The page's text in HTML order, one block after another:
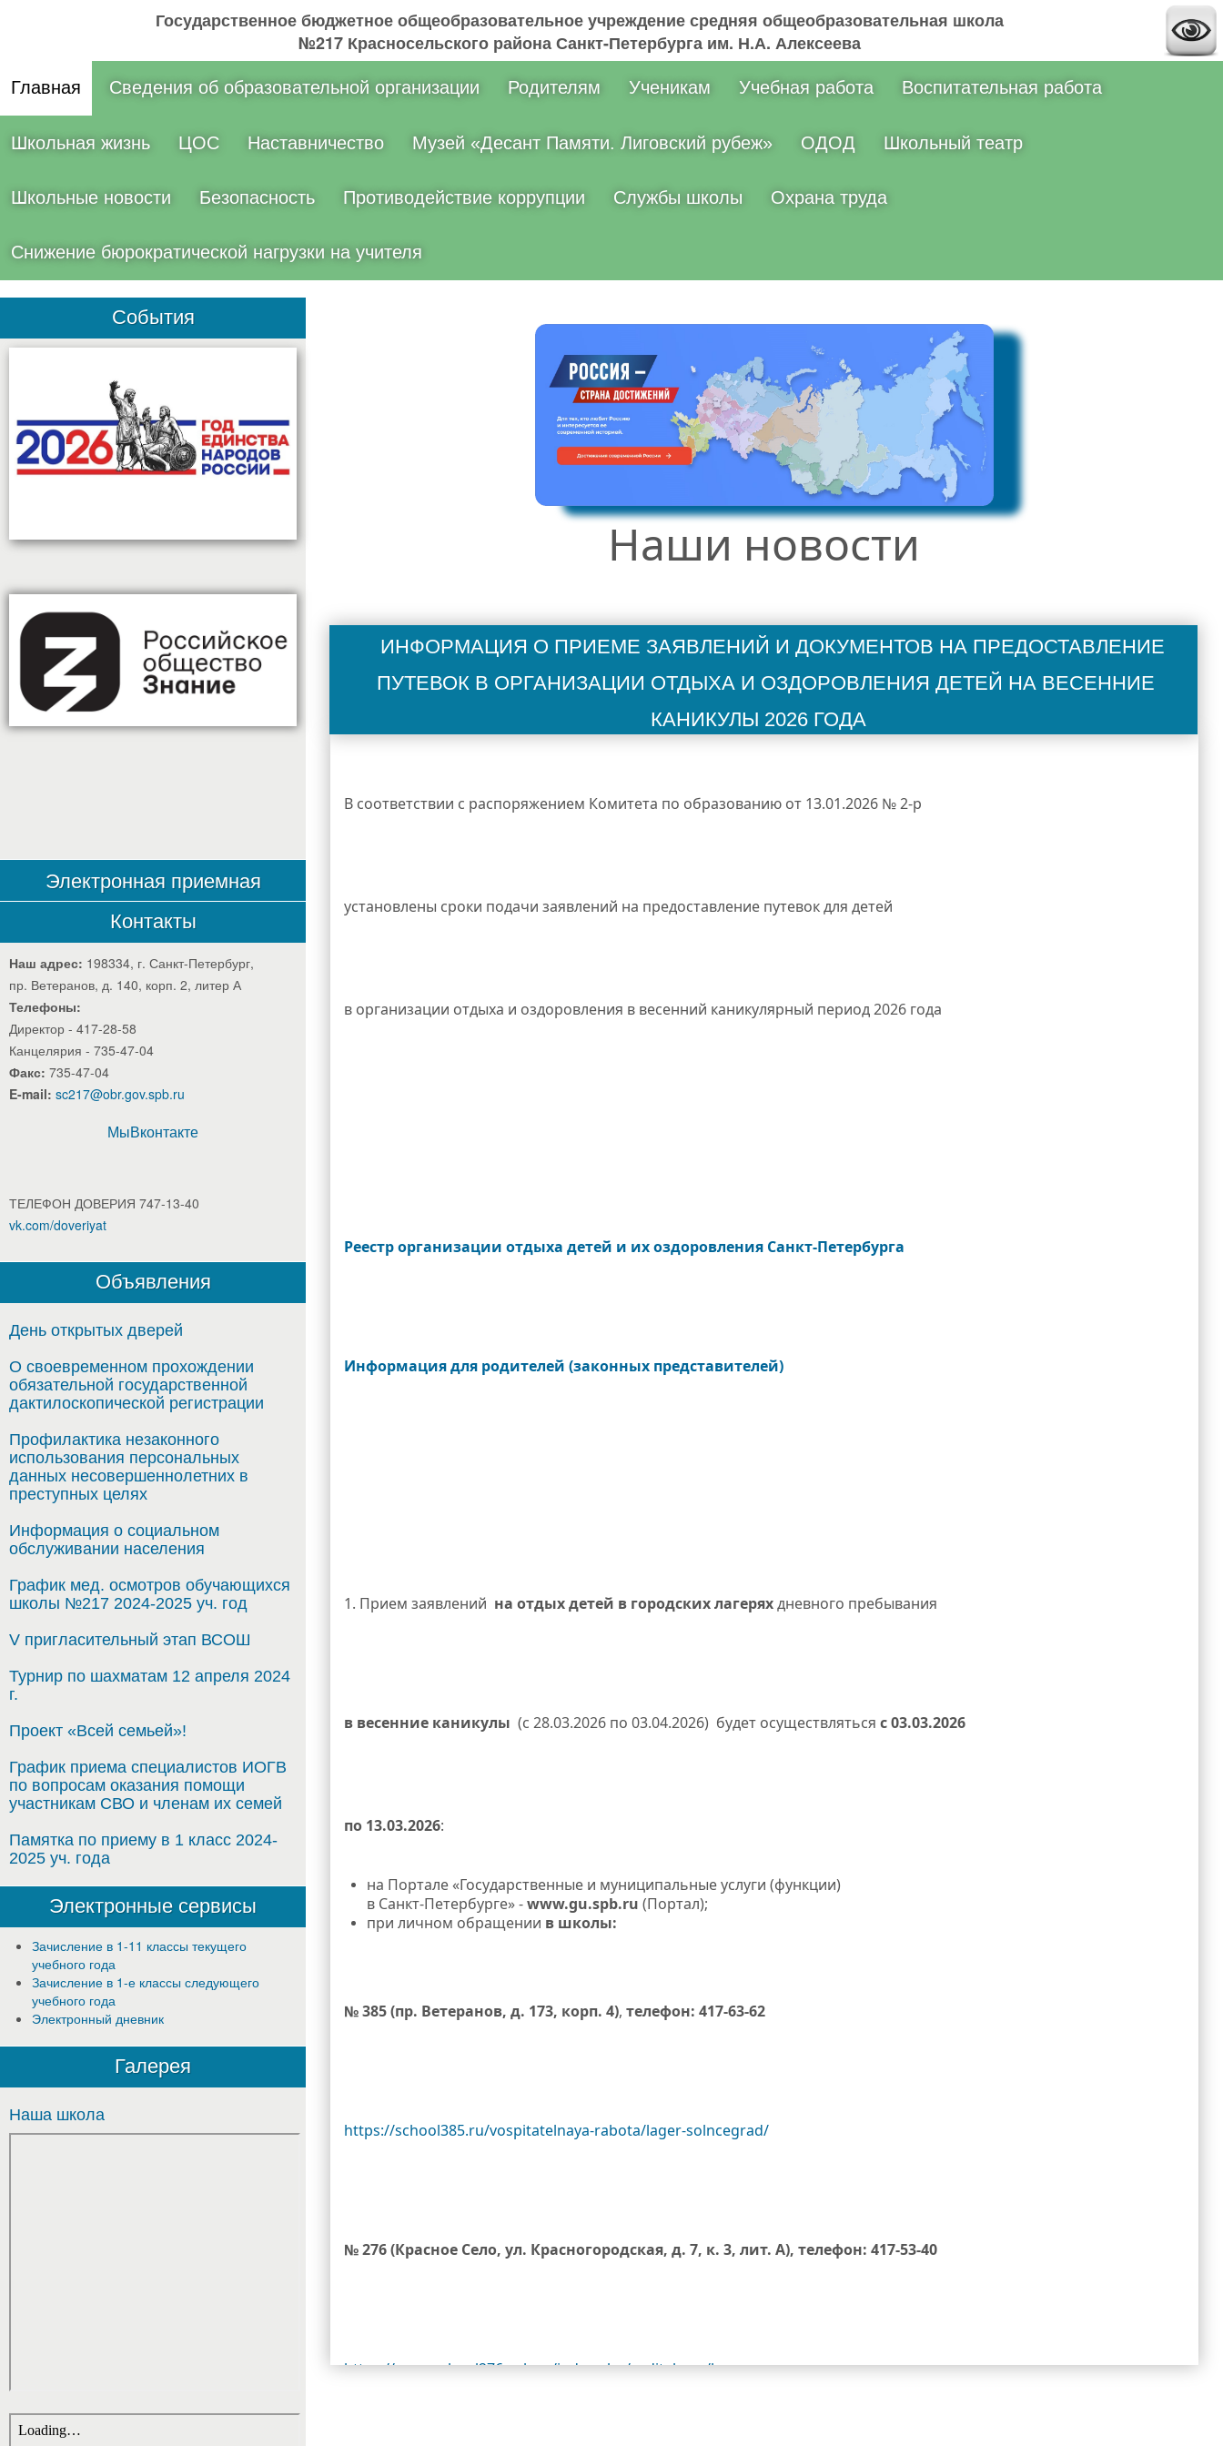
Государственное бюджетное общеобразовательное учреждение средняя общеобразовательная школа
№217 Красносельского района Санкт-Петербурга им. Н.А. Алексеева
Главная Сведения об образовательной организации Родителям Ученикам Учебная работа Воспитательная работа
Школьная жизнь ЦОС Наставничество Музей «Десант Памяти. Лиговский рубеж» ОДОД Школьный театр
Школьные новости Безопасность Противодействие коррупции Службы школы Охрана труда
Снижение бюрократической нагрузки на учителя
События
Электронная приемная
Контакты
Наш адрес: 198334, г. Санкт-Петербург,
пр. Ветеранов, д. 140, корп. 2, литер А
Телефоны:
Директор - 417-28-58
Канцелярия - 735-47-04
Факс: 735-47-04
E-mail: sc217@obr.gov.spb.ru
МыВконтакте
ТЕЛЕФОН ДОВЕРИЯ 747-13-40
vk.com/doveriyat
Объявления
День открытых дверей
О своевременном прохождении
обязательной государственной
дактилоскопической регистрации
Профилактика незаконного
использования персональных
данных несовершеннолетних в
преступных целях
Информация о социальном
обслуживании населения
График мед. осмотров обучающихся
школы №217 2024-2025 уч. год
V пригласительный этап ВСОШ
Турнир по шахматам 12 апреля 2024
г.
Проект «Всей семьей»!
График приема специалистов ИОГВ
по вопросам оказания помощи
участникам СВО и членам их семей
Памятка по приему в 1 класс 2024-
2025 уч. года
Электронные сервисы
Зачисление в 1-11 классы текущего
учебного года
Зачисление в 1-е классы следующего
учебного года
Электронный дневник
Галерея
Наша школа
Наши новости
Информация о приеме заявлений и документов на предоставление
путевок в организации отдыха и оздоровления детей на весенние
каникулы 2026 года
В соответствии с распоряжением Комитета по образованию от 13.01.2026 № 2-р
установлены сроки подачи заявлений на предоставление путевок для детей
в организации отдыха и оздоровления в весенний каникулярный период 2026 года
Реестр организации отдыха детей и их оздоровления Санкт‑Петербурга
Информация для родителей (законных представителей)
1. Прием заявлений на отдых детей в городских лагеряхдневного пребывания
в весенние каникулы (с 28.03.2026 по 03.04.2026) будет осуществляться с 03.03.2026
по 13.03.2026:
на Портале «Государственные и муниципальные услуги (функции)
в Санкт-Петербурге» -www.gu.spb.ru (Портал);
при личном обращении в школы:
№ 385 (пр. Ветеранов, д. 173, корп. 4), телефон: 417-63-62
https://school385.ru/vospitatelnaya-rabota/lager-solncegrad/
№ 276 (Красное Село, ул. Красногородская, д. 7, к. 3, лит. А), телефон: 417-53-40
https://www.school276.spb.ru/index.php/roditelyam/lager